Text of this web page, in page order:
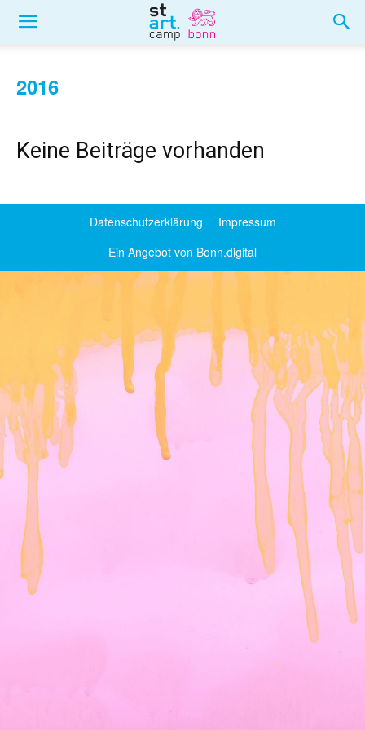
2016
Keine Beiträge vorhanden
Datenschutzerklärung
Impressum
Ein Angebot von Bonn.digital